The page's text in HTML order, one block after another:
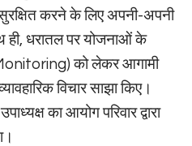
करने के लिए अपनी-अपनी
ही, धरातल पर योजनाओं के
को लेकर आगामी
विचार साझा किए।
का आयोग परिवार द्वारा